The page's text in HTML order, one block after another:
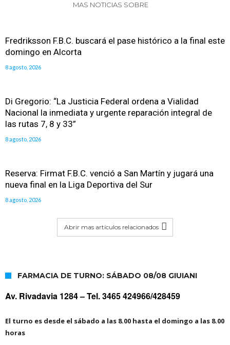
MAS NOTICIAS SOBRE
Fredriksson F.B.C. buscará el pase histórico a la final este
domingo en Alcorta
8 agosto, 2026
Di Gregorio: “La Justicia Federal ordena a Vialidad
Nacional la inmediata y urgente reparación integral de
las rutas 7, 8 y 33”
8 agosto, 2026
Reserva: Firmat F.B.C. venció a San Martín y jugará una
nueva final en la Liga Deportiva del Sur
8 agosto, 2026
Abrir mas artículos relacionados
FARMACIA DE TURNO: SÁBADO 08/08 GIUIANI
Av. Rivadavia 1284 –Tel. 3465 424966/428459
El turno es desde el sábado a las 8.00 hasta el domingo a las 8.00
horas